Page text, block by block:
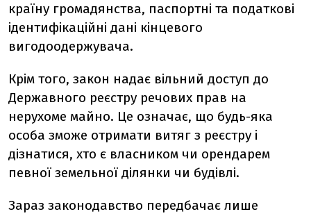
країну громадянства, паспортні та податкові
ідентифікаційні дані кінцевого
вигодоодержувача.
Крім того, закон надає вільний доступ до
Державного реєстру речових прав на
нерухоме майно. Це означає, що будь-яка
особа зможе отримати витяг з реєстру і
дізнатися, хто є власником чи орендарем
певної земельної ділянки чи будівлі.
Зараз законодавство передбачає лише